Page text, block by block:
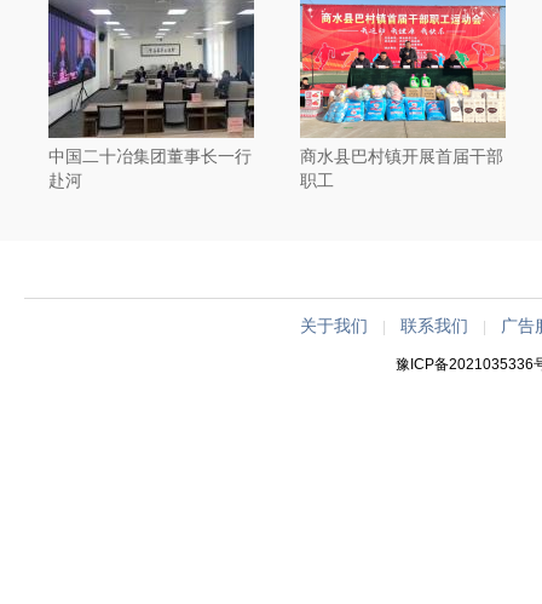
中国二十冶集团董事长一行
赴河
商水县巴村镇开展首届干部
职工
关于我们 |联系我们 广告
豫ICP备2021035336